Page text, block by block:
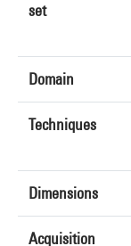
set
Domain
Techniques
Dimensions
Acquisition